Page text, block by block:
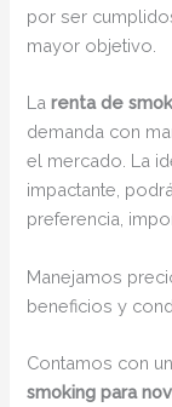
por ser
mayor objetivo.
Larenta de
demanda con
el mercado. La
impactante,
preferencia,
Manejamos
beneficios y
Contamos con
smoking para